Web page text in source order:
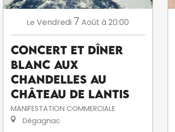
Le Vendredi 7 Août à 20:00
Concert et dîner
blanc aux
chandelles au
Château de Lantis
MANIFESTATION COMMERCIALE
Dégagnac